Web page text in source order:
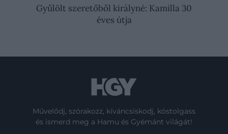
Gyűlölt szeretőből királyné: Kamilla 30
éves útja
Művelődj, szórakozz, kíváncsiskodj, kóstolgass
és ismerd meg a Hamu és Gyémánt világát!